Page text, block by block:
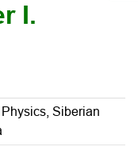
I.
Siberian